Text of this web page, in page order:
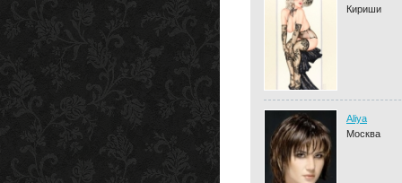
Кириши
Aliya
Москва